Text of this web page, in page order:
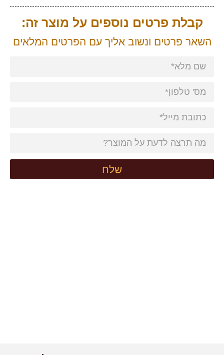
קבלת פרטים נוספים על מוצר זה:
השאר פרטים ונשוב אליך עם הפרטים המלאים
שלח